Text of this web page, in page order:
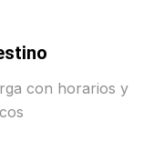
con horarios y